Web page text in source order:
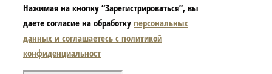
Нажимая на кнопку “Зарегистрироваться”, вы
даете согласие на обработку персональных
данных и соглашаетесь с политикой
конфиденциальност